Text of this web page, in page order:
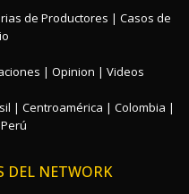
de Productores | Casos de
| Opinion | Videos
| Centroamérica | Colombia |
Perú
DEL NETWORK